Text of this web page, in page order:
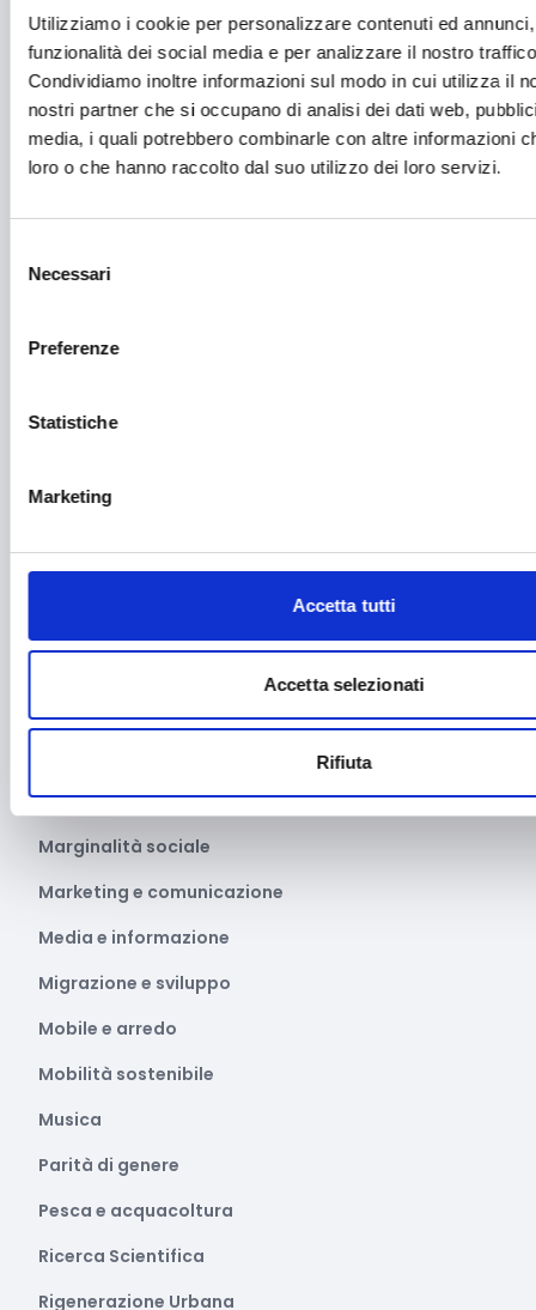
Utilizziamo i cookie per personalizzare contenuti ed
funzionalità dei social media e per analizzare il nostro
Condividiamo inoltre informazioni sul modo in cui utilizza il
nostri partner che si occupano di analisi dei dati web,
media, i quali potrebbero combinarle con altre informazioni
loro o che hanno raccolto dal suo utilizzo dei loro servizi.
delNecessari
Preferenze
Statistiche
Marketing
Accetta tutti
Accetta selezionati
Rifiuta
Fashion
Festival e mostre
Fiere ed eventi
Formazione e lavoro
Green economy
Intelligenza Artificiale
Manifestazioni Sportive
Marginalità sociale
Marketing e comunicazione
Media e informazione
Migrazione e sviluppo
Mobile e arredo
Mobilità sostenibile
Musica
Parità di genere
Pesca e acquacoltura
Ricerca Scientifica
Rigenerazione Urbana